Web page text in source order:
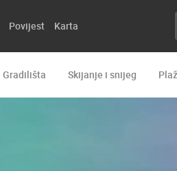
Povijest Karta
Gradilišta Skijanje i snijeg